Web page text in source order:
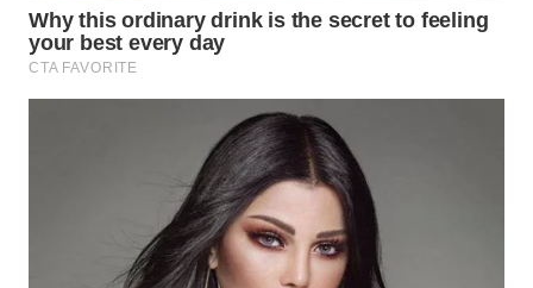
TIMUR
WN
SEMARANG
BOROBUDUR